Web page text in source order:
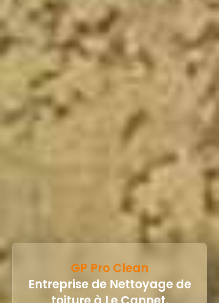
GP Pro Clean
Entreprise de Nettoyage de